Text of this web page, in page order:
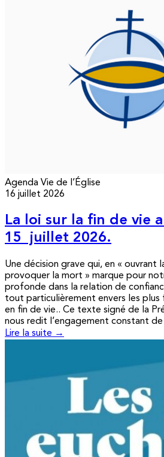
Agenda Vie de l’Église
16 juillet 2026
La loi sur la fin de vie
15 juillet 2026.
Une décision grave qui, en « ouvrant
provoquer la mort » marque pour
profonde dans la relation de
tout particulièrement envers les plus
en fin de vie.. Ce texte signé de la
nous redit l’engagement constant
Lire la suite →